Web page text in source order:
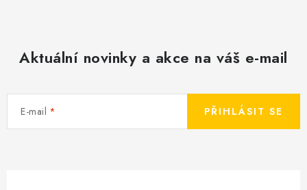
Aktuální novinky a akce na váš e-mail
E-mail PŘIHLÁSIT SE